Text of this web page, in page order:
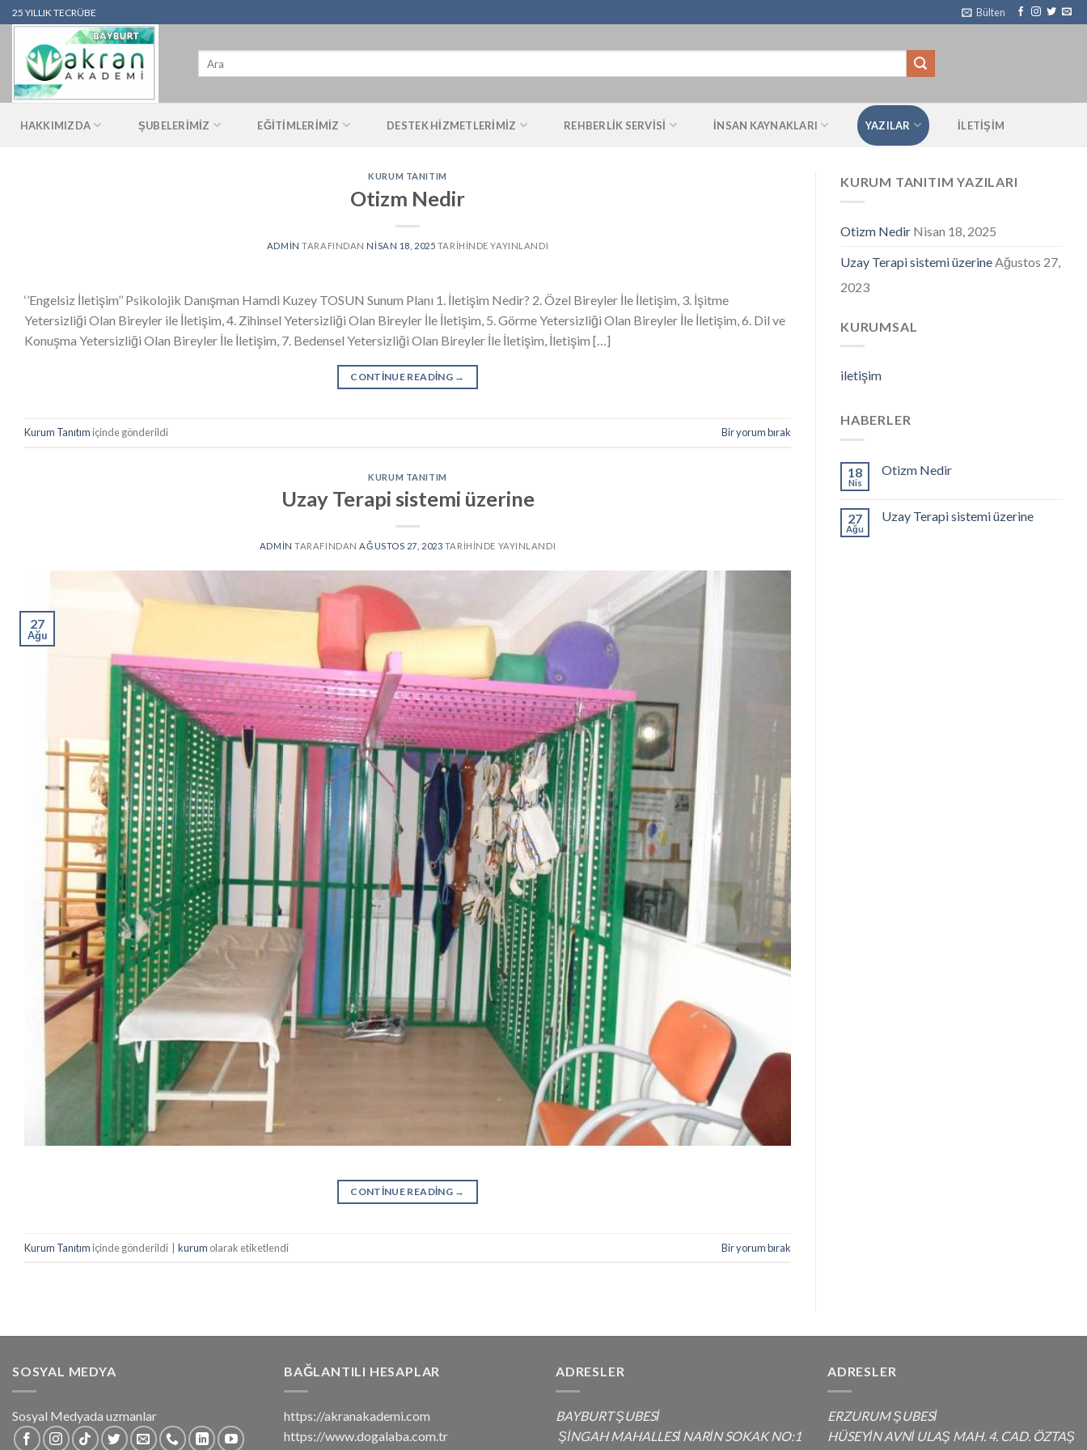
İçeriğe
atla
25 YILLIK TECRÜBE Bülten
HAKKIMIZDA ŞUBELERIMIZ EĞITIMLERIMIZ DESTEK HIZMETLERIMIZ REHBERLIK SERVISI İNSAN KAYNAKLARI YAZILAR ILETIŞIM
KURUM TANITIM
Otizm Nedir
ADMIN TARAFINDAN NISAN 18, 2025 TARIHINDE YAYINLANDI
‘’Engelsiz İletişim’’ Psikolojik Danışman Hamdi Kuzey TOSUN Sunum Planı 1. İletişim Nedir? 2. Özel Bireyler İle İletişim, 3. İşitme
Yetersizliği Olan Bireyler ile İletişim, 4. Zihinsel Yetersizliği Olan Bireyler İle İletişim, 5. Görme Yetersizliği Olan Bireyler İle İletişim, 6. Dil ve
Konuşma Yetersizliği Olan Bireyler İle İletişim, 7. Bedensel Yetersizliği Olan Bireyler İle İletişim, İletişim […]
CONTINUE READING →
Kurum Tanıtımiçinde gönderildi Bir yorum bırak
KURUM TANITIM
Uzay Terapi sistemi üzerine
ADMIN TARAFINDAN AĞUSTOS 27, 2023 TARIHINDE YAYINLANDI
27
Ağu
CONTINUE READING →
Kurum Tanıtımiçinde gönderildi kurum olarak etiketlendi Bir yorum bırak
KURUM TANITIM YAZILARI
Otizm Nedir Nisan 18, 2025
Uzay Terapi sistemi üzerine Ağustos 27,
2023
KURUMSAL
iletişim
HABERLER
18
Nis
Otizm Nedir
27
Ağu
Uzay Terapi sistemi üzerine
SOSYAL MEDYA
Sosyal Medyada uzmanlar
BAĞLANTILI HESAPLAR
https://akranakademi.com
https://www.dogalaba.com.tr
ADRESLER
BAYBURT ŞUBESİ
ŞİNGAH MAHALLESİ NARİN SOKAK NO:1
ADRESLER
ERZURUM ŞUBESİ
HÜSEYİN AVNİ ULAŞ MAH. 4. CAD. ÖZTAŞ